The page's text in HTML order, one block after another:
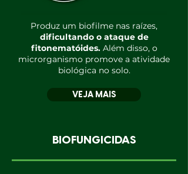
Produz um biofilme nas raízes,
dificultando o ataque de
fitonematóides. Além disso, o
microrganismo promove a atividade
biológica no solo.
VEJA MAIS
BIOFUNGICIDAS